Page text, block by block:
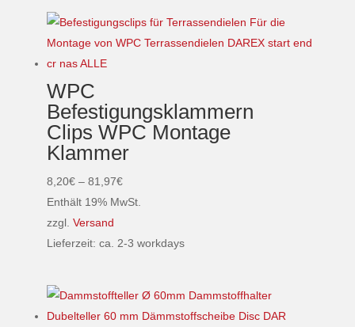
Produkt
mehrere
auf.
Die
Optionen
können
auf
der
Produktseite
gewählt
WPC
Befestigungsklammern
Clips WPC Montage
Klammer
8,20€ – 81,97€Preisspanne:
8,20€
81,97€
Enthält 19% MwSt.
zzgl. Versand
Lieferzeit: ca. 2-3 workdays
Produkt